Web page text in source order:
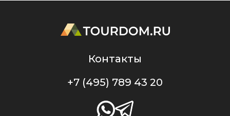
Контакты
+7 (495) 789 43 20